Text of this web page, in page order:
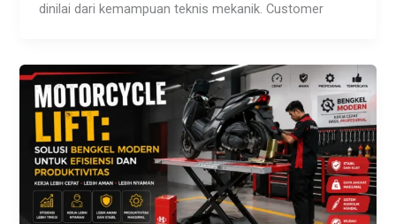
dinilai dari kemampuan teknis mekanik. Customer